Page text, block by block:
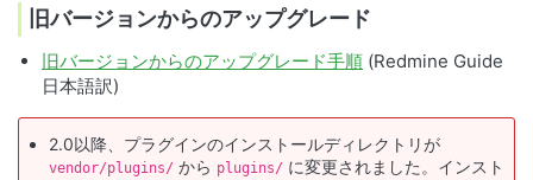
旧バージョンからのアップグレード
旧バージョンからのアップグレード手順 (Redmine Guide
日本語訳)
2.0以降、プラグインのインストールディレクトリが
vendor/plugins/ から plugins/ に変更されました。インスト